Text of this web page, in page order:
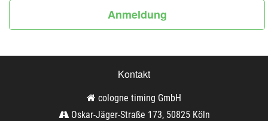
Anmeldung
Kontakt
cologne timing GmbH
Oskar-Jäger-Straße 173, 50825 Köln